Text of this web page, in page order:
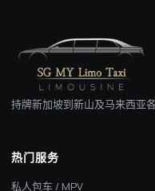
持牌新加坡到新山及马来西亚
热门服务
私人包车 / MPV